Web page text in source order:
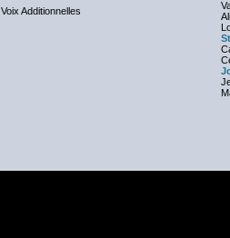
Voix Additionnelles